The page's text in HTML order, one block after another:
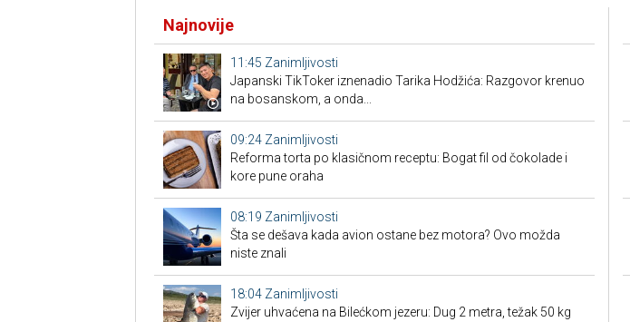
Najnovije
11:45 Zanimljivosti
Japanski TikToker iznenadio Tarika Hodžića: Razgovor krenuo
na bosanskom, a onda...
09:24 Zanimljivosti
Reforma torta po klasičnom receptu: Bogat fil od čokolade i
kore pune oraha
08:19 Zanimljivosti
Šta se dešava kada avion ostane bez motora? Ovo možda
niste znali
18:04 Zanimljivosti
Zvijer uhvaćena na Bilećkom jezeru: Dug 2 metra, težak 50 kg